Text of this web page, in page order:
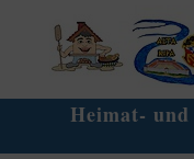
Heimat-